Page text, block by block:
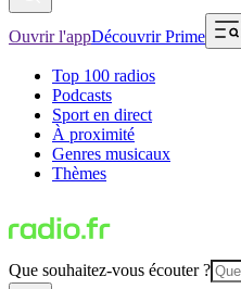
Ouvrir l'appDécouvrir Prime
Top 100 radios
Podcasts
Sport en direct
À proximité
Genres musicaux
Thèmes
Que souhaitez-vous écouter ?